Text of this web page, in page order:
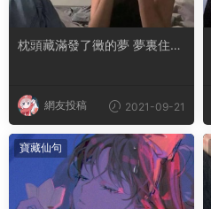
枕頭藏滿發了黴的夢 夢裏住了
網友投稿 2021-09-21
寶藏仙句